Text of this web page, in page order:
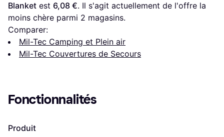
Blanket est 6,08 €. Il s'agit actuellement de l'offre la
moins chère parmi 2 magasins.
Comparer:
Mil-Tec Camping et Plein air
Mil-Tec Couvertures de Secours
Fonctionnalités
Produit